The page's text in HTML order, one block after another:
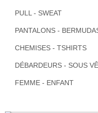
PULL - SWEAT
PANTALONS -
CHEMISES - TSHIRTS
DÉBARDEURS - SOUS
FEMME - ENFANT